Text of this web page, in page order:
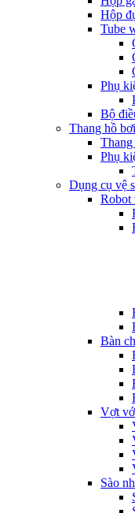
Hộp
Tube
Phụ
Bộ
Thang hồ bơi
Phụ
Dụng cụ vệ
Robot
Bàn
Vợt
Sào